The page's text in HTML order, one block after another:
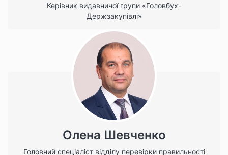
Керівник видавничої групи «Головбух-
Держзакупівлі»
Олена Шевченко
Головний спеціаліст відділу перевірки правильності